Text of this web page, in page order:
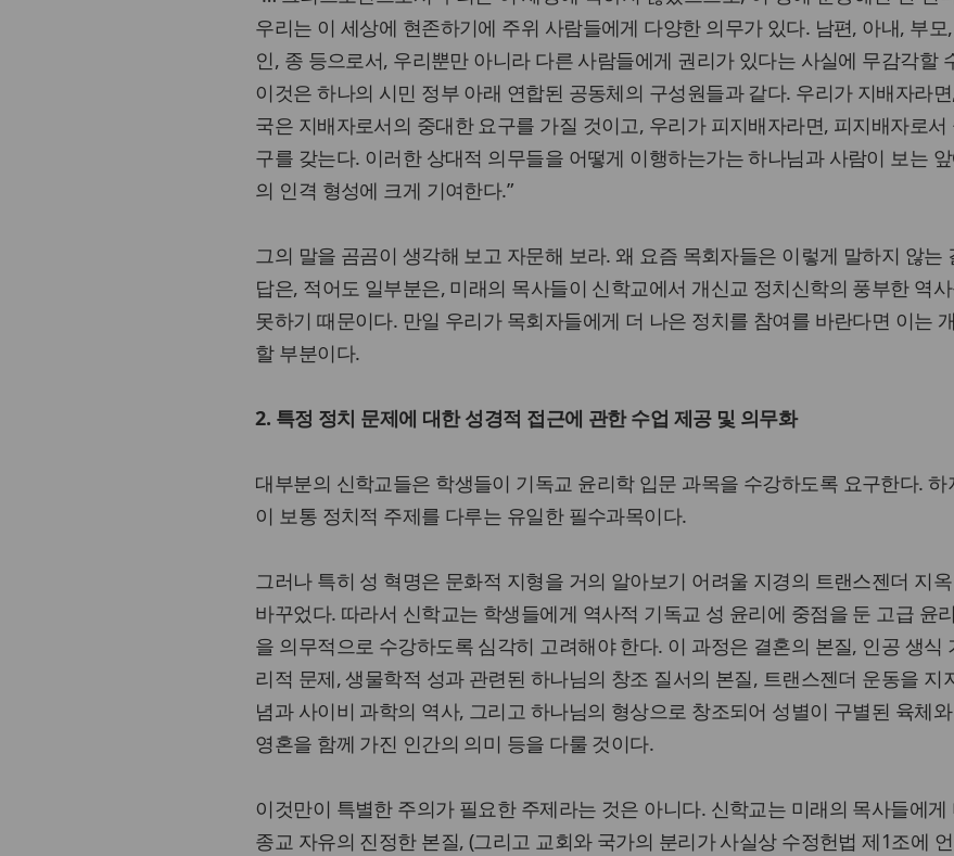
우리는 이 세상에 현존하기에 주위 사람들에게 다양한 의무가 있다. 남편, 아내, 부모
인, 종 등으로서, 우리뿐만 아니라 다른 사람들에게 권리가 있다는 사실에 무감각할
이것은 하나의 시민 정부 아래 연합된 공동체의 구성원들과 같다. 우리가 지배자라
국은 지배자로서의 중대한 요구를 가질 것이고, 우리가 피지배자라면, 피지배자로서
구를 갖는다. 이러한 상대적 의무들을 어떻게 이행하는가는 하나님과 사람이 보는
의 인격 형성에 크게 기여한다.”
그의 말을 곰곰이 생각해 보고 자문해 보라. 왜 요즘 목회자들은 이렇게 말하지 않는
답은, 적어도 일부분은, 미래의 목사들이 신학교에서 개신교 정치신학의 풍부한 역
못하기 때문이다. 만일 우리가 목회자들에게 더 나은 정치를 참여를 바란다면 이는
할 부분이다.
2. 특정 정치 문제에 대한 성경적 접근에 관한 수업 제공 및 의무화
대부분의 신학교들은 학생들이 기독교 윤리학 입문 과목을 수강하도록 요구한다. 하
이 보통 정치적 주제를 다루는 유일한 필수과목이다.
그러나 특히 성 혁명은 문화적 지형을 거의 알아보기 어려울 지경의 트랜스젠더 지
바꾸었다. 따라서 신학교는 학생들에게 역사적 기독교 성 윤리에 중점을 둔 고급 윤
을 의무적으로 수강하도록 심각히 고려해야 한다. 이 과정은 결혼의 본질, 인공 생식
리적 문제, 생물학적 성과 관련된 하나님의 창조 질서의 본질, 트랜스젠더 운동을 지
념과 사이비 과학의 역사, 그리고 하나님의 형상으로 창조되어 성별이 구별된 육체
영혼을 함께 가진 인간의 의미 등을 다룰 것이다.
이것만이 특별한 주의가 필요한 주제라는 것은 아니다. 신학교는 미래의 목사들에게
종교 자유의 진정한 본질, (그리고 교회와 국가의 분리가 사실상 수정헌법 제1조에